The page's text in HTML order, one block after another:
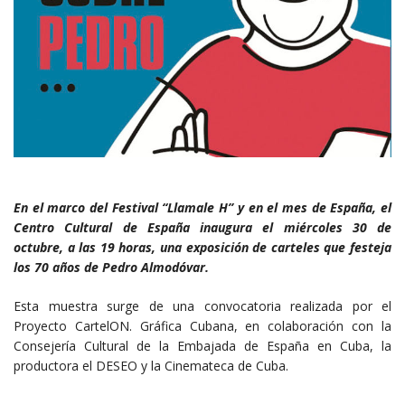
En el marco del Festival “Llamale H” y en el mes de España, el
Centro Cultural de España inaugura el miércoles 30 de
octubre, a las 19 horas, una exposición de carteles que festeja
los 70 años de Pedro Almodóvar.
Esta muestra surge de una convocatoria realizada por el
Proyecto CartelON. Gráfica Cubana, en colaboración con la
Consejería Cultural de la Embajada de España en Cuba, la
productora el DESEO y la Cinemateca de Cuba.